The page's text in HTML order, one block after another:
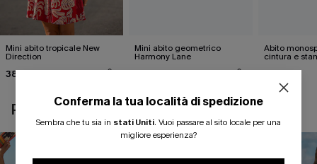
Mini abito tropicale New
Direction
38,00 €
Mini abito geometrico
Harmony Lane
33,00 €
Abito
cintura e
26,90 €
POTREBBE INTERESSARTI ANCHE
Conferma la tua località di spedizione
Sembra che tu sia in stati Uniti. Vuoi passare al sito locale per una
migliore esperienza?